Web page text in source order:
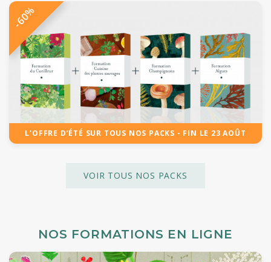
L’OFFRE D’ÉTÉ SUR TOUS NOS PACKS - FIN LE 23 AOÛT
-60%
VOIR TOUS NOS PACKS
NOS FORMATIONS EN LIGNE